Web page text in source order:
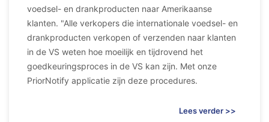
voedsel- en drankproducten naar Amerikaanse
klanten. "Alle verkopers die internationale voedsel- en
drankproducten verkopen of verzenden naar klanten
in de VS weten hoe moeilijk en tijdrovend het
goedkeuringsproces in de VS kan zijn. Met onze
PriorNotify applicatie zijn deze procedures.
Lees verder >>